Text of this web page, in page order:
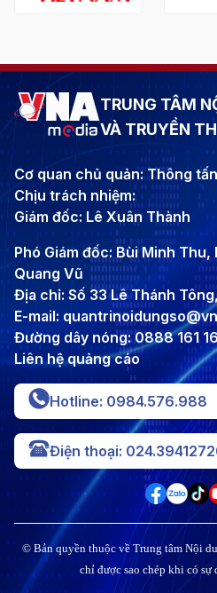
TRUNG TÂM
VÀ TRUYỀN
Cơ quan chủ quản: Thông
Chịu trách nhiệm:
Giám đốc: Lê Xuân Thành
Phó Giám đốc: Bùi Minh Thu,
Quang Vũ
Địa chỉ: Số 33 Lê Thánh
E-mail:
Đường dây nóng: 0888 161
Liên hệ quảng cáo
Hotline: 0984.576.988
Điện thoại:
© Bản quyền thuộc về Trung tâm Nội
chỉ được sao chép khi có sự